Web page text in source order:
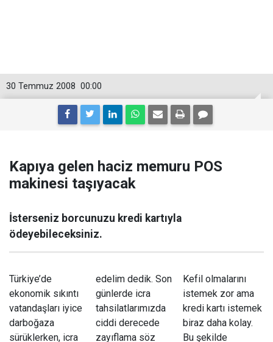
00:00
30 Temmuz 2008
Kapıya gelen haciz memuru POS
makinesi taşıyacak
İsterseniz borcunuzu kredi kartıyla
ödeyebileceksiniz.
Türkiye’de
ekonomik sıkıntı
vatandaşları iyice
darboğaza
sürüklerken, icra
edelim dedik. Son
günlerde icra
tahsilatlarımızda
ciddi derecede
zayıflama söz
Kefil olmalarını
istemek zor ama
kredi kartı istemek
biraz daha kolay.
Bu şekilde